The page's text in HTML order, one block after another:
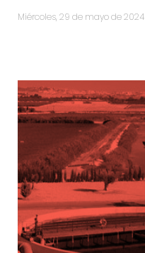
miércoles, 29 de mayo de 2024